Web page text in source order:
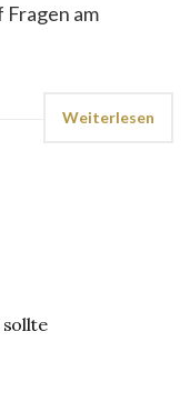
Fragen am
Weiterlesen
sollte